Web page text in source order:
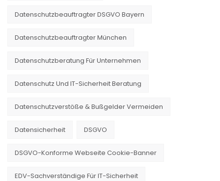
Datenschutzbeauftragter DSGVO Bayern
Datenschutzbeauftragter München
Datenschutzberatung Für Unternehmen
Datenschutz Und IT-Sicherheit Beratung
Datenschutzverstöße & Bußgelder Vermeiden
Datensicherheit DSGVO
DSGVO-Konforme Webseite Cookie-Banner
EDV-Sachverständige Für IT-Sicherheit